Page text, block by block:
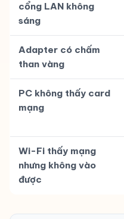
cổng LAN không
sáng
Adapter có chấm
than vàng
PC không thấy card
mạng
Wi-Fi thấy mạng
nhưng không vào
được